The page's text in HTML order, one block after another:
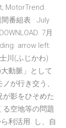
MotorTrend.
番組表 · July
7月
arrow left.
川(ふじかわ)
動脈」として
が行き交う、
影をひそめた
る空地等の問題
利活用. し、自